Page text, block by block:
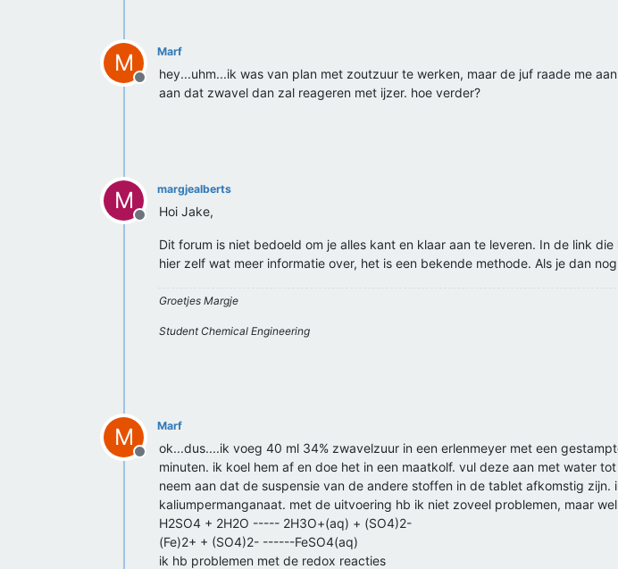
M
Offline
Marf
hey...uhm...ik was van plan met zoutzuur te werken, maar de juf raade me
aan dat zwavel dan zal reageren met ijzer. hoe verder?
M
Offline
margjealberts
Hoi Jake,
Dit forum is niet bedoeld om je alles kant en klaar aan te leveren. In de link
hier zelf wat meer informatie over, het is een bekende methode. Als je dan
Groetjes Margje
Student Chemical Engineering
M
Offline
Marf
ok...dus....ik voeg 40 ml 34% zwavelzuur in een erlenmeyer met een
minuten. ik koel hem af en doe het in een maatkolf. vul deze aan met water
neem aan dat de suspensie van de andere stoffen in de tablet afkomstig
kaliumpermanganaat. met de uitvoering hb ik niet zoveel problemen, maar
H2SO4 + 2H2O ----- 2H3O+(aq) + (SO4)2-
(Fe)2+ + (SO4)2- ------FeSO4(aq)
ik hb problemen met de redox reacties